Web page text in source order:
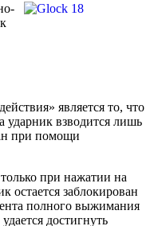
является то, что
ударник взводится лишь
при помощи
при нажатии на
остается заблокирован
полного выжимания
достигнуть